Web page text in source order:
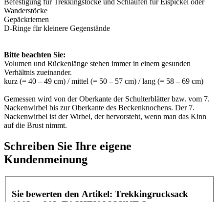
Befestigung für Trekkingstöcke und Schlaufen für Eispickel oder
Wanderstöcke
Gepäckriemen
D-Ringe für kleinere Gegenstände
Bitte beachten Sie:
Volumen und Rückenlänge stehen immer in einem gesunden
Verhältnis zueinander.
kurz (= 40 – 49 cm) / mittel (= 50 – 57 cm) / lang (= 58 – 69 cm)
Gemessen wird von der Oberkante der Schulterblätter bzw. vom 7.
Nackenwirbel bis zur Oberkante des Beckenknochens. Der 7.
Nackenwirbel ist der Wirbel, der hervorsteht, wenn man das Kinn
auf die Brust nimmt.
Schreiben Sie Ihre eigene
Kundenmeinung
Sie bewerten den Artikel: Trekkingrucksack